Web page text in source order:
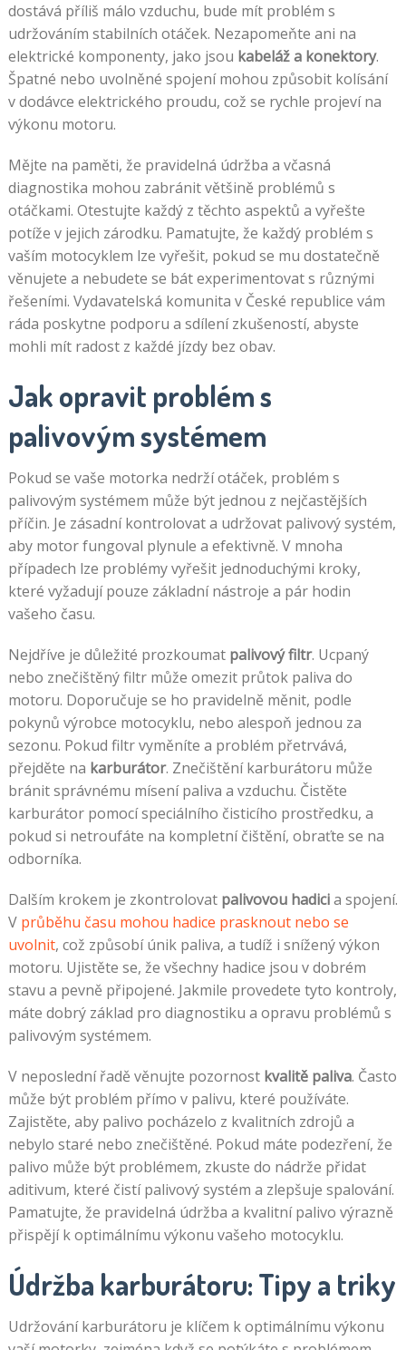
dostává příliš málo vzduchu, bude mít problém s
udržováním stabilních otáček. Nezapomeňte ani na
elektrické komponenty, jako jsou kabeláž a konektory.
Špatné nebo uvolněné spojení mohou způsobit kolísání
v dodávce elektrického proudu, což se rychle projeví na
výkonu motoru.
Mějte na paměti, že pravidelná údržba a včasná
diagnostika mohou zabránit většině problémů s
otáčkami. Otestujte každý z těchto aspektů a vyřešte
potíže v jejich zárodku. Pamatujte, že každý problém s
vaším motocyklem lze vyřešit, pokud se mu dostatečně
věnujete a nebudete se bát experimentovat s různými
řešeními. Vydavatelská komunita v České republice vám
ráda poskytne podporu a sdílení zkušeností, abyste
mohli mít radost z každé jízdy bez obav.
Jak opravit problém s
palivovým systémem
Pokud se vaše motorka nedrží otáček, problém s
palivovým systémem může být jednou z nejčastějších
příčin. Je zásadní kontrolovat a udržovat palivový systém,
aby motor fungoval plynule a efektivně. V mnoha
případech lze problémy vyřešit jednoduchými kroky,
které vyžadují pouze základní nástroje a pár hodin
vašeho času.
Nejdříve je důležité prozkoumat palivový filtr. Ucpaný
nebo znečištěný filtr může omezit průtok paliva do
motoru. Doporučuje se ho pravidelně měnit, podle
pokynů výrobce motocyklu, nebo alespoň jednou za
sezonu. Pokud filtr vyměníte a problém přetrvává,
přejděte na karburátor. Znečištění karburátoru může
bránit správnému mísení paliva a vzduchu. Čistěte
karburátor pomocí speciálního čisticího prostředku, a
pokud si netroufáte na kompletní čištění, obraťte se na
odborníka.
Dalším krokem je zkontrolovat palivovou hadicia spojení.
V průběhu času mohou hadice prasknout nebo se
uvolnit, což způsobí únik paliva, a tudíž i snížený výkon
motoru. Ujistěte se, že všechny hadice jsou v dobrém
stavu a pevně připojené. Jakmile provedete tyto kontroly,
máte dobrý základ pro diagnostiku a opravu problémů s
palivovým systémem.
V neposlední řadě věnujte pozornost kvalitě paliva. Často
může být problém přímo v palivu, které používáte.
Zajistěte, aby palivo pocházelo z kvalitních zdrojů a
nebylo staré nebo znečištěné. Pokud máte podezření, že
palivo může být problémem, zkuste do nádrže přidat
aditivum, které čistí palivový systém a zlepšuje spalování.
Pamatujte, že pravidelná údržba a kvalitní palivo výrazně
přispějí k optimálnímu výkonu vašeho motocyklu.
Údržba karburátoru: Tipy a triky
Udržování karburátoru je klíčem k optimálnímu výkonu